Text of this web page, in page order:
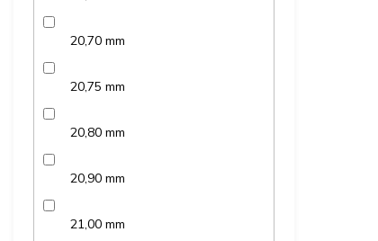
20,70 mm
20,75 mm
20,80 mm
20,90 mm
21,00 mm